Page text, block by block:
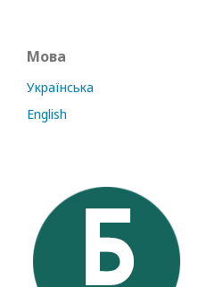
Мова
Українська
English